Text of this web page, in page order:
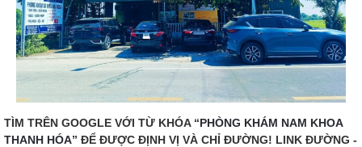
TÌM TRÊN GOOGLE VỚI TỪ KHÓA “PHÒNG KHÁM NAM KHOA
THANH HÓA” ĐỂ ĐƯỢC ĐỊNH VỊ VÀ CHỈ ĐƯỜNG! LINK ĐƯỜNG -